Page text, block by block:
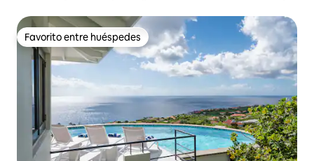
Favorito entre huéspedes
Favorito entre huéspedes